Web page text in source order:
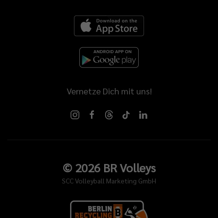
Vernetze Dich mit uns!
© 2026BR Volleys
SCC Volleyball Marketing GmbH